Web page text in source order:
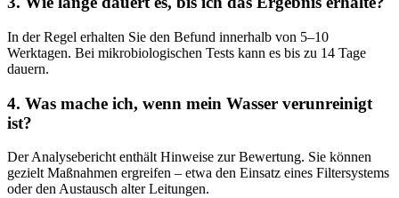
In der Regel erhalten Sie den Befund innerhalb von 5–10
Werktagen. Bei mikrobiologischen Tests kann es bis zu 14 Tage
dauern.
4. Was mache ich, wenn mein Wasser verunreinigt
ist?
Der Analysebericht enthält Hinweise zur Bewertung. Sie können
gezielt Maßnahmen ergreifen – etwa den Einsatz eines Filtersystems
oder den Austausch alter Leitungen.